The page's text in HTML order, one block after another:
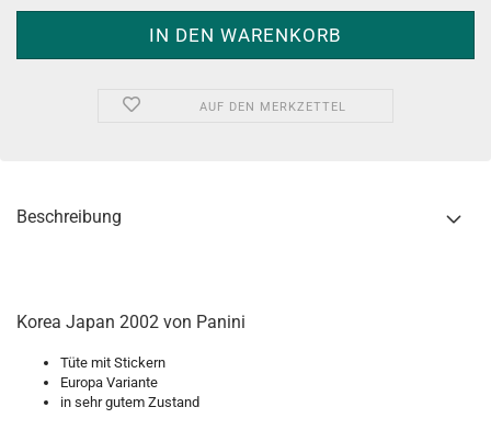
AUF DEN MERKZETTEL
Beschreibung
Korea Japan 2002 von Panini
Tüte mit Stickern
Europa Variante
in sehr gutem Zustand